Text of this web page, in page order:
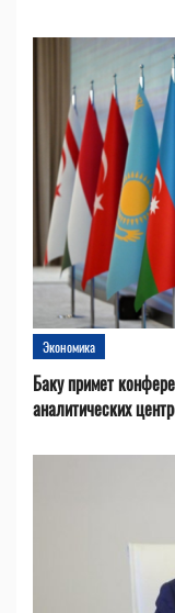
Экономика
Баку примет
аналитических